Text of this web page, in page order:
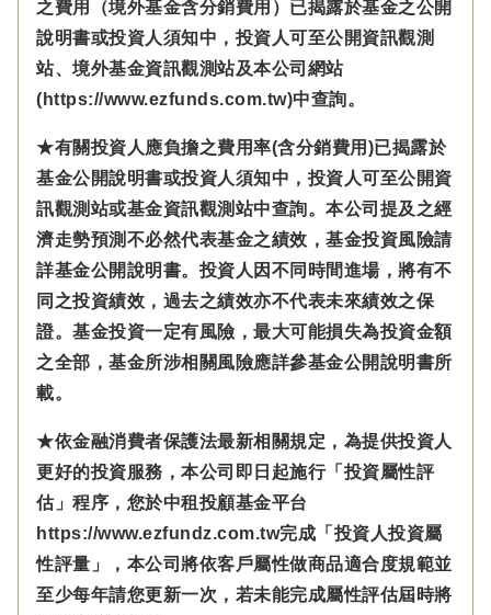
之費用（境外基金含分銷費用）已揭露於基金之公開
說明書或投資人須知中，投資人可至公開資訊觀測
站、境外基金資訊觀測站及本公司網站
(https://www.ezfunds.com.tw)中查詢。
★有關投資人應負擔之費用率(含分銷費用)已揭露於
基金公開說明書或投資人須知中，投資人可至公開資
訊觀測站或基金資訊觀測站中查詢。本公司提及之經
濟走勢預測不必然代表基金之績效，基金投資風險請
詳基金公開說明書。投資人因不同時間進場，將有不
同之投資績效，過去之績效亦不代表未來績效之保
證。基金投資一定有風險，最大可能損失為投資金額
之全部，基金所涉相關風險應詳參基金公開說明書所
載。
★依金融消費者保護法最新相關規定，為提供投資人
更好的投資服務，本公司即日起施行「投資屬性評
估」程序，您於中租投顧基金平台
https://www.ezfundz.com.tw完成「投資人投資屬
性評量」，本公司將依客戶屬性做商品適合度規範並
至少每年請您更新一次，若未能完成屬性評估屆時將